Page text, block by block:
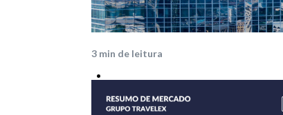
3 min de leitura